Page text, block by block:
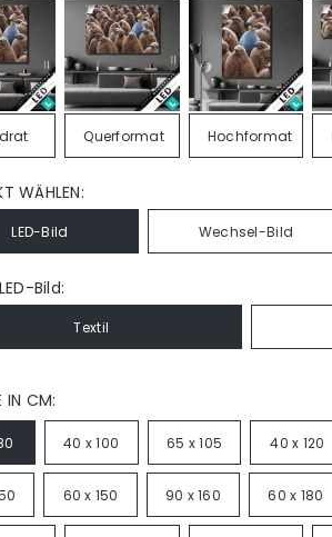
Querformat Hochformat
WÄHLEN:
LED-Bild Wechsel-Bild
Bild:
Textil
IN CM:
40 x 100 65 x 105 40 x 120
60 x 150 90 x 160 60 x 180